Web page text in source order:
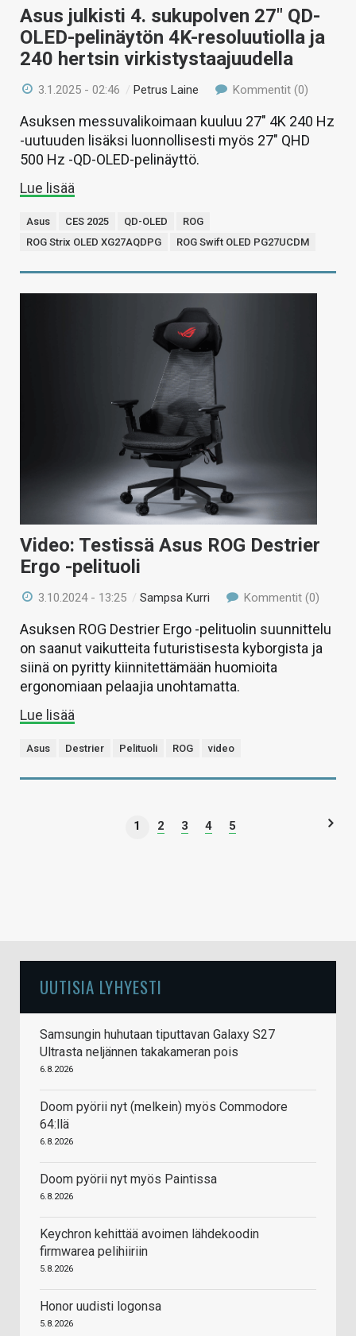
Asus julkisti 4. sukupolven 27″ QD-
OLED-pelinäytön 4K-resoluutiolla ja
240 hertsin virkistystaajuudella
3.1.2025 - 02:46 /Petrus Laine Kommentit (0)
Asuksen messuvalikoimaan kuuluu 27″ 4K 240 Hz
-uutuuden lisäksi luonnollisesti myös 27″ QHD
500 Hz -QD-OLED-pelinäyttö.
Lue lisää
Asus CES 2025 QD-OLED
ROG
ROG Strix OLED XG27AQDPG
ROG Swift OLED PG27UCDM
Video: Testissä Asus ROG Destrier
Ergo -pelituoli
3.10.2024 - 13:25 /Sampsa Kurri Kommentit (0)
Asuksen ROG Destrier Ergo -pelituolin suunnittelu
on saanut vaikutteita futuristisesta kyborgista ja
siinä on pyritty kiinnitettämään huomioita
ergonomiaan pelaajia unohtamatta.
Lue lisää
Asus Destrier Pelituoli ROG video
1 2 3 4 5
UUTISIA LYHYESTI
Samsungin huhutaan tiputtavan Galaxy S27
Ultrasta neljännen takakameran pois
6.8.2026
Doom pyörii nyt (melkein) myös Commodore
64:llä
6.8.2026
Doom pyörii nyt myös Paintissa
6.8.2026
Keychron kehittää avoimen lähdekoodin
firmwarea pelihiiriin
5.8.2026
Honor uudisti logonsa
5.8.2026